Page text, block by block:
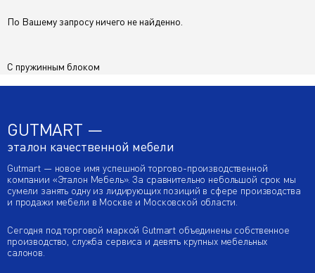
С независимым пружинным блоком
В классическом стиле
С деревянными подлокотниками
Двуспальные
Без подлокотников
По Вашему запросу ничего не найденно.
С пружинным блоком
GUTMART —
эталон качественной мебели
Gutmart — новое имя успешной торгово-производственной
компании «Эталон Мебель». За сравнительно небольшой срок мы
сумели занять одну из лидирующих позиций в сфере производства
и продажи мебели в Москве и Московской области.
Сегодня под торговой маркой Gutmart объединены собственное
производство, служба сервиса и девять крупных мебельных
салонов.